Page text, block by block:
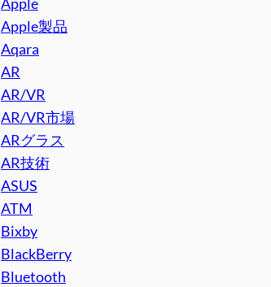
Apple製品
Aqara
AR
AR/VR
AR/VR市場
ARグラス
AR技術
ASUS
ATM
Bixby
BlackBerry
Bluetooth